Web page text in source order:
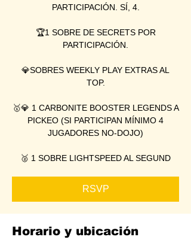
PARTICIPACIÓN. SÍ, 4.
🏆1 SOBRE DE SECRETS POR
PARTICIPACIÓN.
💎SOBRES WEEKLY PLAY EXTRAS AL
TOP.
🥇💎 1 CARBONITE BOOSTER LEGENDS A
PICKEO (SI PARTICIPAN MÍNIMO 4
JUGADORES NO-DOJO)
🥈 1 SOBRE LIGHTSPEED AL SEGUND
RSVP
Horario y ubicación